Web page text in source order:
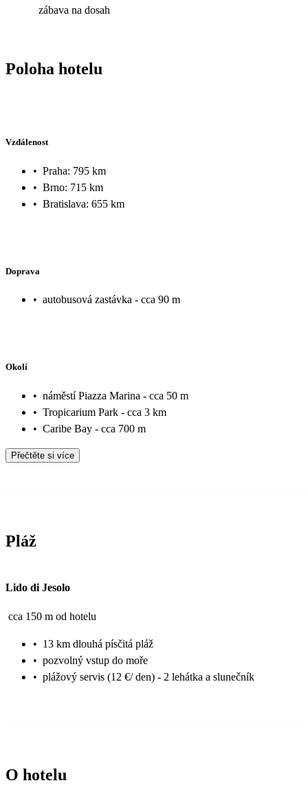
zábava na dosah
Poloha hotelu
Vzdálenost
• Praha: 795 km
• Brno: 715 km
• Bratislava: 655 km
Doprava
• autobusová zastávka - cca 90 m
Okolí
• náměstí Piazza Marina - cca 50 m
• Tropicarium Park - cca 3 km
• Caribe Bay - cca 700 m
Přečtěte si více
Pláž
Lido di Jesolo
cca 150 m od hotelu
• 13 km dlouhá písčitá pláž
• pozvolný vstup do moře
• plážový servis (12 €/ den) - 2 lehátka a slunečník
O hotelu